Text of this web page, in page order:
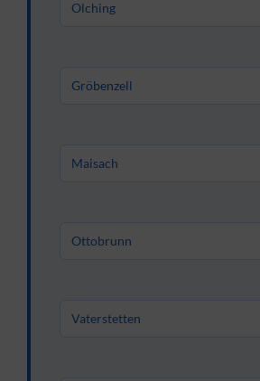
Olching
Gröbenzell
Maisach
Ottobrunn
Vaterstetten